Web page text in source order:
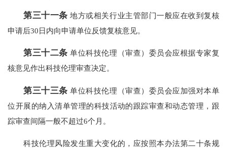
第三十一条 地方或相关行业主管部门一般应在收到复核
申请后30日内向申请单位反馈复核意见。
第三十二条 单位科技伦理（审查）委员会应根据专家复
核意见作出科技伦理审查决定。
第三十三条 单位科技伦理（审查）委员会应加强对本单
位开展的纳入清单管理的科技活动的跟踪审查和动态管理，跟
踪审查间隔一般不超过6个月。
科技伦理风险发生重大变化的，应按照本办法第二十条规